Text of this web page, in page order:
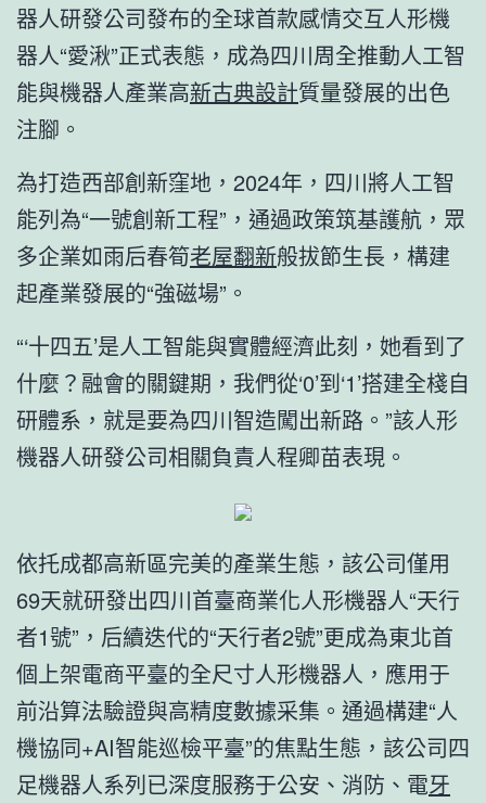
器人研發公司發布的全球首款感情交互人形機
器人“愛湫”正式表態，成為四川周全推動人工智
能與機器人產業高新古典設計質量發展的出色
注腳。
為打造西部創新窪地，2024年，四川將人工智
能列為“一號創新工程”，通過政策筑基護航，眾
多企業如雨后春筍老屋翻新般拔節生長，構建
起產業發展的“強磁場”。
“‘十四五’是人工智能與實體經濟此刻，她看到了
什麼？融會的關鍵期，我們從‘0’到‘1’搭建全棧自
研體系，就是要為四川智造闖出新路。”該人形
機器人研發公司相關負責人程卿苗表現。
依托成都高新區完美的產業生態，該公司僅用
69天就研發出四川首臺商業化人形機器人“天行
者1號”，后續迭代的“天行者2號”更成為東北首
個上架電商平臺的全尺寸人形機器人，應用于
前沿算法驗證與高精度數據采集。通過構建“人
機協同+AI智能巡檢平臺”的焦點生態，該公司四
足機器人系列已深度服務于公安、消防、電牙